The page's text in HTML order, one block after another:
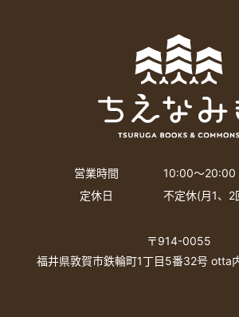
営業時間
10:00〜20:00
定休日
不定休(月1、2
〒914-0055
福井県敦賀市鉄輪町1丁目5番32号 otta